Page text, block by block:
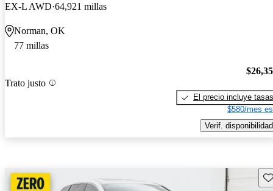
EX-L AWD 64,921 millas
Norman, OK
77 millas
Trato justo
El precio incluye tasas
$580/mes
Verif. disponibilidad